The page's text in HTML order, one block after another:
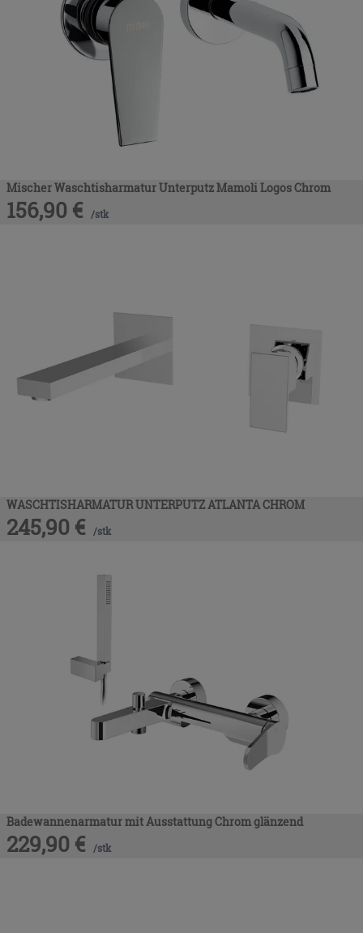
Mischer Waschtisharmatur Unterputz Mamoli Logos Chrom
156,90 € /stk
WASCHTISHARMATUR UNTERPUTZ ATLANTA CHROM
245,90 € /stk
Badewannenarmatur mit Ausstattung Chrom glänzend
229,90 € /stk